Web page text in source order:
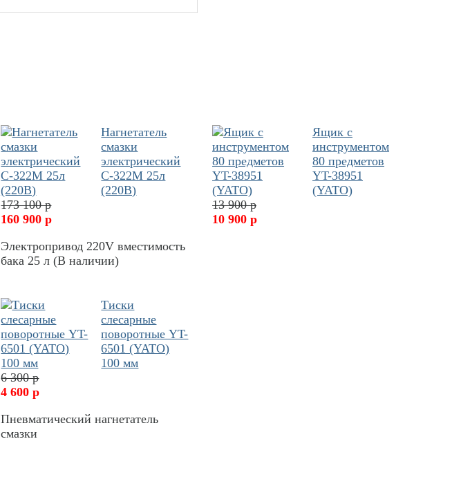
Нагнетатель
смазки
электрический
С-322М 25л
(220В)
173 100 р
160 900 р
Электропривод 220V вместимость
бака 25 л (В наличии)
Ящик с
инструментом
80 предметов
YT-38951
(YATO)
13 900 р
10 900 р
Тиски
слесарные
поворотные YT-
6501 (YATO)
100 мм
6 300 р
4 600 р
Пневматический нагнетатель
смазки